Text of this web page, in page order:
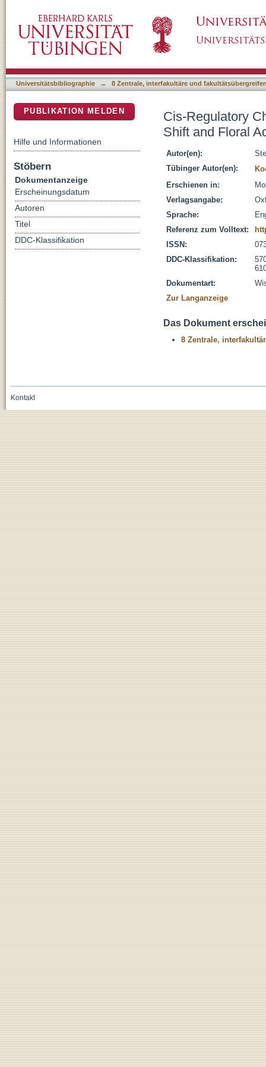
Capsella
Universitätsbibliographie → 8 Zentrale, interfakultäre und
Cis-Regulatory
Shift and Floral
Autor(en):
Tübinger Autor(en):
Erschienen in:
Verlagsangabe:
Sprache:
Referenz zum Volltext:
ISSN:
DDC-Klassifikation:
Dokumentart:
Zur Langanzeige
Das Dokument
8 Zentrale,
PUBLIKATION MELDEN
Hilfe und Informationen
Stöbern
Dokumentanzeige
Erscheinungsdatum
Autoren
Titel
DDC-Klassifikation
Kontakt